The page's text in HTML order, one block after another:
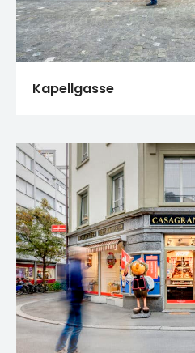
Kapellgasse